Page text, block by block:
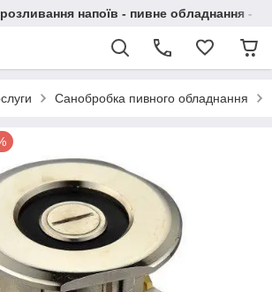
напоїв - пивне обладнання - в
Санобробка пивного обладнання